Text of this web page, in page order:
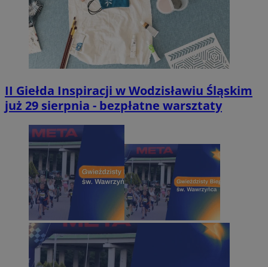
II Giełda Inspiracji w Wodzisławiu Śląskim
już 29 sierpnia - bezpłatne warsztaty